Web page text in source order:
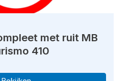
met ruit MB
410